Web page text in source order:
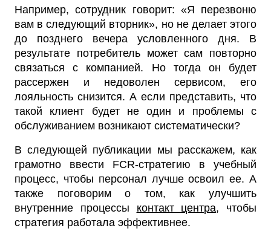
Например, сотрудник говорит: «Я перезвоню
вам в следующий вторник», но не делает этого
до позднего вечера условленного дня. В
результате потребитель может сам повторно
связаться с компанией. Но тогда он будет
рассержен и недоволен сервисом, его
лояльность снизится. А если представить, что
такой клиент будет не один и проблемы с
обслуживанием возникают систематически?
В следующей публикации мы расскажем, как
грамотно ввести FCR-стратегию в учебный
процесс, чтобы персонал лучше освоил ее. А
также поговорим о том, как улучшить
внутренние процессы контакт центра, чтобы
стратегия работала эффективнее.